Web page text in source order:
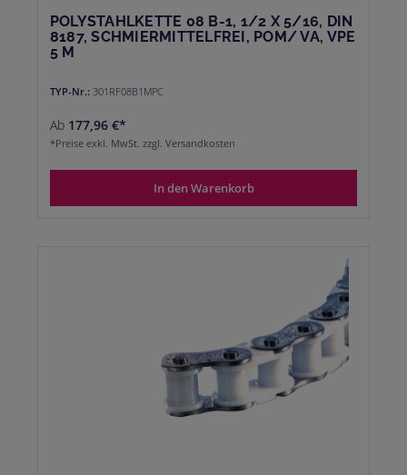
POLYSTAHLKETTE 08 B-1, 1/2 X 5/16, DIN
8187, SCHMIERMITTELFREI, POM/ VA, VPE
5 M
TYP-Nr.: 301RF08B1MPC
Ab 177,96 €*
*Preise exkl. MwSt. zzgl. Versandkosten
In den Warenkorb